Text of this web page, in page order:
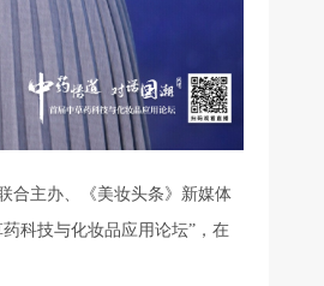
合主办、《美妆头条》新媒体
科技与化妆品应用论坛”，在